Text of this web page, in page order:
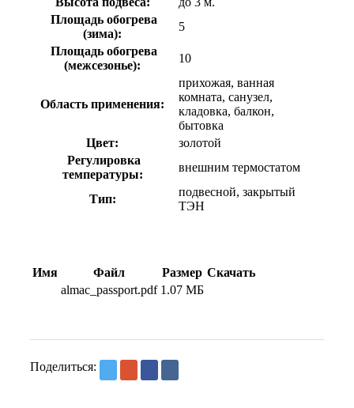
Площадь обогрева
(зима):
5
Площадь обогрева
(межсезонье):
10
Область применения:
прихожая, ванная
комната, санузел,
кладовка, балкон,
бытовка
Цвет:
золотой
Регулировка
температуры:
внешним термостатом
Тип:
подвесной, закрытый
ТЭН
Имя Файл Размер Скачать
almac_passport.pdf 1.07 МБ
Поделиться: